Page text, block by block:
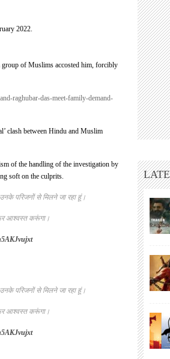
2022.
group of Muslims accosted him, forcibly
raghubar-das-meet-family-demand-
clash between Hindu and Muslim
of the handling of the investigation by
soft on the culprits.
परिजनों से मिलने जा रहा हूं।
आश्वस्त करूंगा।
परिजनों से मिलने जा रहा हूं।
आश्वस्त करूंगा।